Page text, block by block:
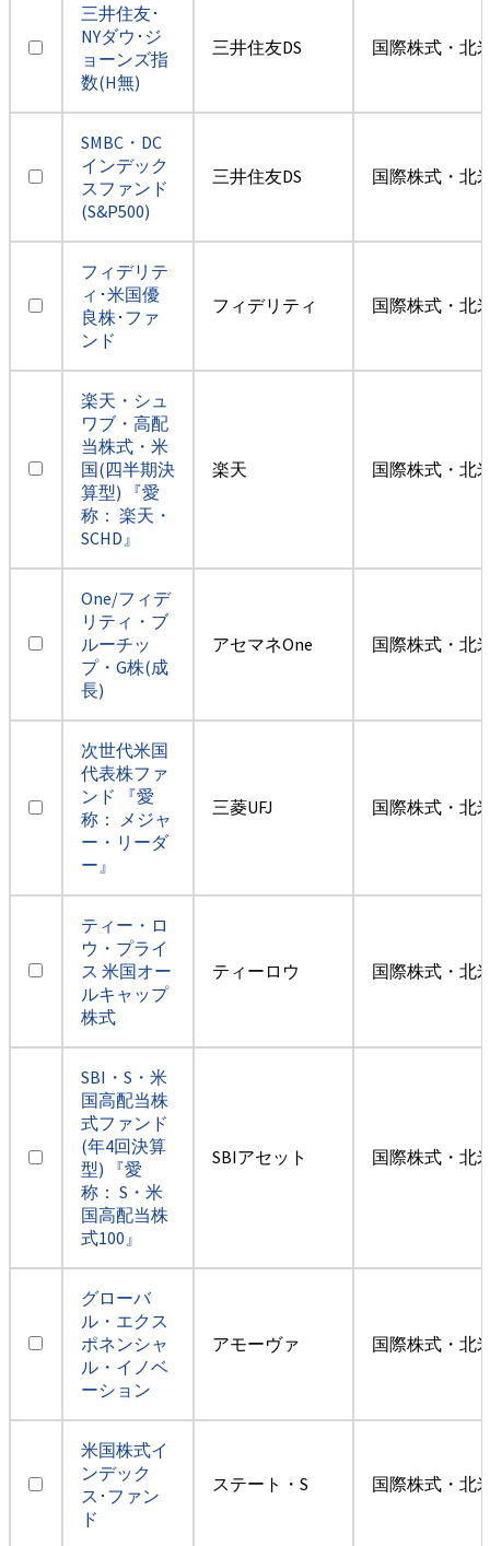
三井住友･
NYダウ･ジ
ョーンズ指
数(H無)
三井住友DS 国際株式・北
SMBC・DC
インデック
スファンド
(S&P500)
三井住友DS 国際株式・北
フィデリテ
ィ･米国優
良株･ファ
ンド
フィデリティ 国際株式・北
楽天・シュ
ワブ・高配
当株式・米
国(四半期決
算型) 『愛
称： 楽天・
SCHD』
楽天 国際株式・北
One/フィデ
リティ・ブ
ルーチッ
プ・G株(成
長)
アセマネOne 国際株式・北
次世代米国
代表株ファ
ンド 『愛
称： メジャ
ー・リーダ
ー』
三菱UFJ 国際株式・北
ティー・ロ
ウ・プライ
ス 米国オー
ルキャップ
株式
ティーロウ 国際株式・北
SBI・S・米
国高配当株
式ファンド
(年4回決算
型) 『愛
称： S・米
国高配当株
式100』
SBIアセット 国際株式・北
グローバ
ル・エクス
ポネンシャ
ル・イノベ
ーション
アモーヴァ 国際株式・北
米国株式イ
ンデック
ス･ファン
ド
ステート・S 国際株式・北